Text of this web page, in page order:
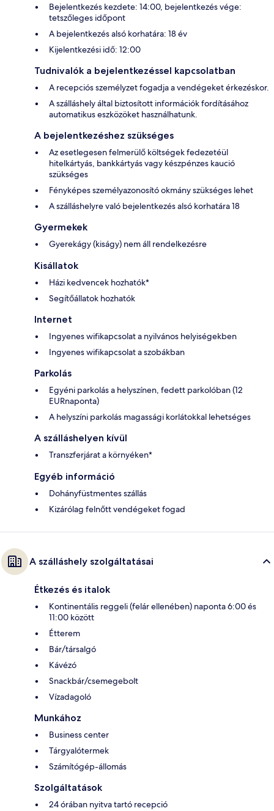
Bejelentkezés kezdete: 14:00, bejelentkezés vége:
tetszőleges időpont
A bejelentkezés alsó korhatára: 18 év
Kijelentkezési idő: 12:00
Tudnivalók a bejelentkezéssel kapcsolatban
A recepciós személyzet fogadja a vendégeket érkezéskor.
A szálláshely által biztosított információk fordításához
automatikus eszközöket használhatunk.
A bejelentkezéshez szükséges
Az esetlegesen felmerülő költségek fedezetéül
hitelkártyás, bankkártyás vagy készpénzes kaució
szükséges
Fényképes személyazonosító okmány szükséges lehet
A szálláshelyre való bejelentkezés alsó korhatára 18
Gyermekek
Gyerekágy (kiságy) nem áll rendelkezésre
Kisállatok
Házi kedvencek hozhatók*
Segítőállatok hozhatók
Internet
Ingyenes wifikapcsolat a nyilvános helyiségekben
Ingyenes wifikapcsolat a szobákban
Parkolás
Egyéni parkolás a helyszínen, fedett parkolóban (12
EURnaponta)
A helyszíni parkolás magassági korlátokkal lehetséges
A szálláshelyen kívül
Transzferjárat a környéken*
Egyéb információ
Dohányfüstmentes szállás
Kizárólag felnőtt vendégeket fogad
A szálláshely szolgáltatásai
Étkezés és italok
Kontinentális reggeli (felár ellenében) naponta 6:00 és
11:00 között
Étterem
Bár/társalgó
Kávézó
Snackbár/csemegebolt
Vízadagoló
Munkához
Business center
Tárgyalótermek
Számítógép-állomás
Szolgáltatások
24 órában nyitva tartó recepció